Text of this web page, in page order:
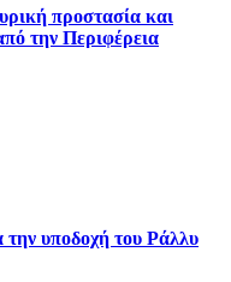
προστασία και
την Περιφέρεια
την υποδοχή του Ράλλυ